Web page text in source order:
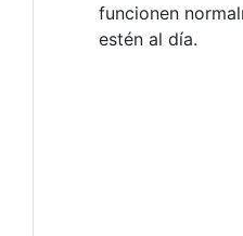
funcionen
estén al día.